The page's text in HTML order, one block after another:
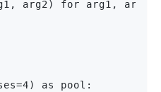
arg2) for arg1, arg2
as pool: